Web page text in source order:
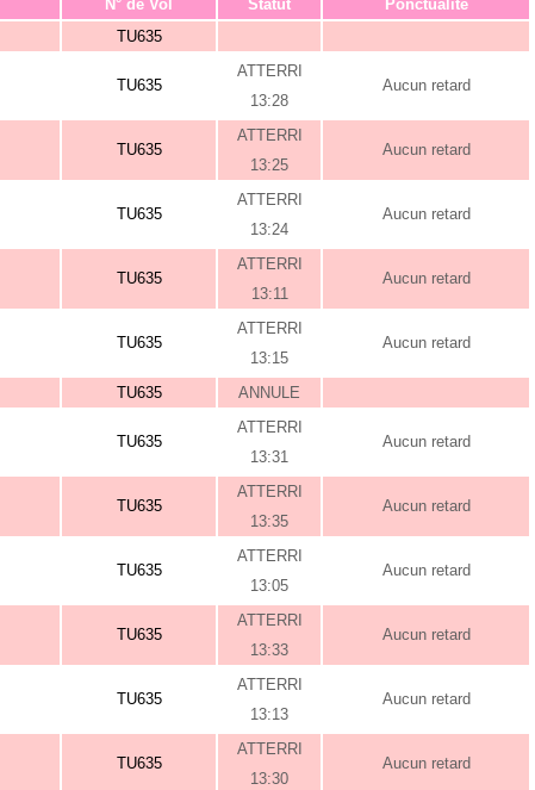
N° de Vol Statut
Ponctualité
TU635
TU635
ATTERRI
13:28
Aucun retard
TU635
ATTERRI
13:25
Aucun retard
TU635
ATTERRI
13:24
Aucun retard
TU635
ATTERRI
13:11
Aucun retard
TU635
ATTERRI
13:15
Aucun retard
TU635 ANNULE
TU635
ATTERRI
13:31
Aucun retard
TU635
ATTERRI
13:35
Aucun retard
TU635
ATTERRI
13:05
Aucun retard
TU635
ATTERRI
13:33
Aucun retard
TU635
ATTERRI
13:13
Aucun retard
TU635
ATTERRI
13:30
Aucun retard